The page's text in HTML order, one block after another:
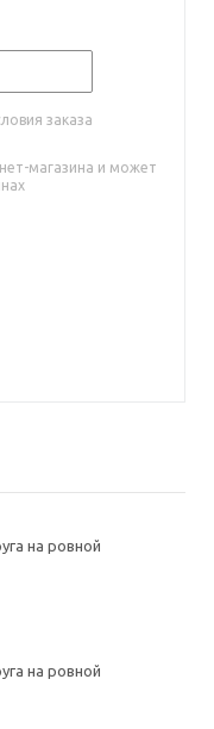
заказа
магазина и может
на ровной
на ровной